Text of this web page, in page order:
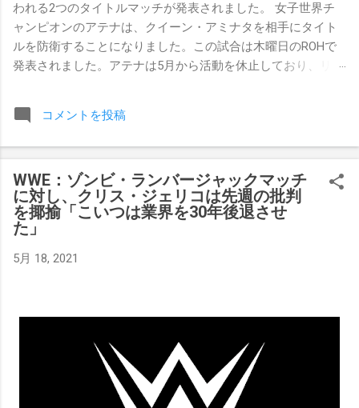
われる2つのタイトルマッチが発表されました。 女子世界チ
ャンピオンのアテナは、クイーン・アミナタを相手にタイト
ルを防衛することになりました。この試合は木曜日のROHで
発表されました。アテナは5月から活動を休止しており、リン
女子世界チャンピオンは5月の最後の試合で怪我の恐怖に苦し
みましたが、それはストーリーの中で誇張されています。 ア
でタイトルを防衛します。PPVでレッド・ベルベッドを相手
にROH Women's TV 王座の防衛戦を行います。 木曜日の放送
では、リー・モリアーティーがROH Pure Championship
Proving Groundの試合でウィーラー・ユータとタイムリミット
で引き分けたので、チャンピオンシップへのチャンスを手に
入れましたが、まだPPVでは公式に発表されていません。
コメントを投稿
WWE：ゾンビ・ランバージャックマッチ
に対し、クリス・ジェリコは先週の批判
を揶揄「こいつは業界を30年後退させ
た」
5月 18, 2021